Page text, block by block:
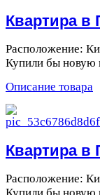
Квартира в
Расположение:
Купили бы новую
Описание товара
Квартира в
Расположение: